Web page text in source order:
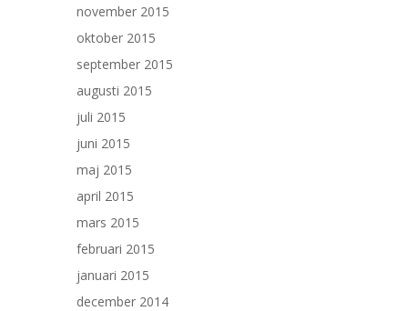
november 2015
oktober 2015
september 2015
augusti 2015
juli 2015
juni 2015
maj 2015
april 2015
mars 2015
februari 2015
januari 2015
december 2014